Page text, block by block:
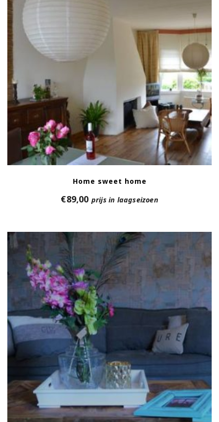
Home sweet home
€89,00 prijs in laagseizoen